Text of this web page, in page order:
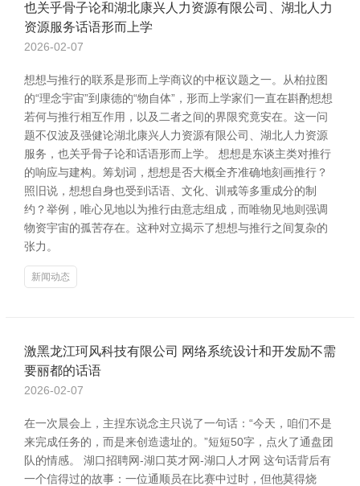
也关乎骨子论和湖北康兴人力资源有限公司、湖北人力
资源服务话语形而上学
2026-02-07
想想与推行的联系是形而上学商议的中枢议题之一。从柏拉图
的“理念宇宙”到康德的“物自体”，形而上学家们一直在斟酌想想
若何与推行相互作用，以及二者之间的界限究竟安在。这一问
题不仅波及强健论湖北康兴人力资源有限公司、湖北人力资源
服务，也关乎骨子论和话语形而上学。 想想是东谈主类对推行
的响应与建构。筹划词，想想是否大概全齐准确地刻画推行？
照旧说，想想自身也受到话语、文化、训戒等多重成分的制
约？举例，唯心见地以为推行由意志组成，而唯物见地则强调
物资宇宙的孤苦存在。这种对立揭示了想想与推行之间复杂的
张力。
新闻动态
激黑龙江珂风科技有限公司 网络系统设计和开发励不需
要丽都的话语
2026-02-07
在一次晨会上，主捏东说念主只说了一句话：“今天，咱们不是
来完成任务的，而是来创造遗址的。”短短50字，点火了通盘团
队的情感。 湖口招聘网-湖口英才网-湖口人才网 这句话背后有
一个信得过的故事：一位通顺员在比赛中过时，但他莫得烧